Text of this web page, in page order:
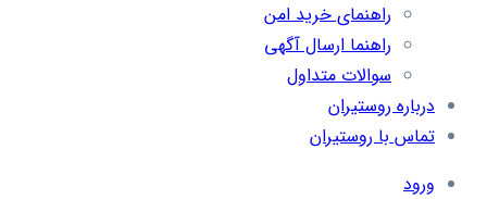
راهنمای خرید امن
راهنما ارسال آگهی
سوالات متداول
درباره روستیران
تماس با روستیران
ورود